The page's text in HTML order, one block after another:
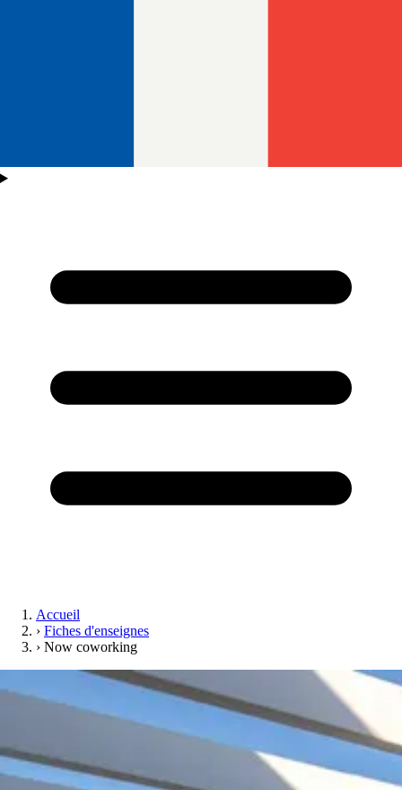
Accueil
› Fiches d'enseignes
› Now coworking